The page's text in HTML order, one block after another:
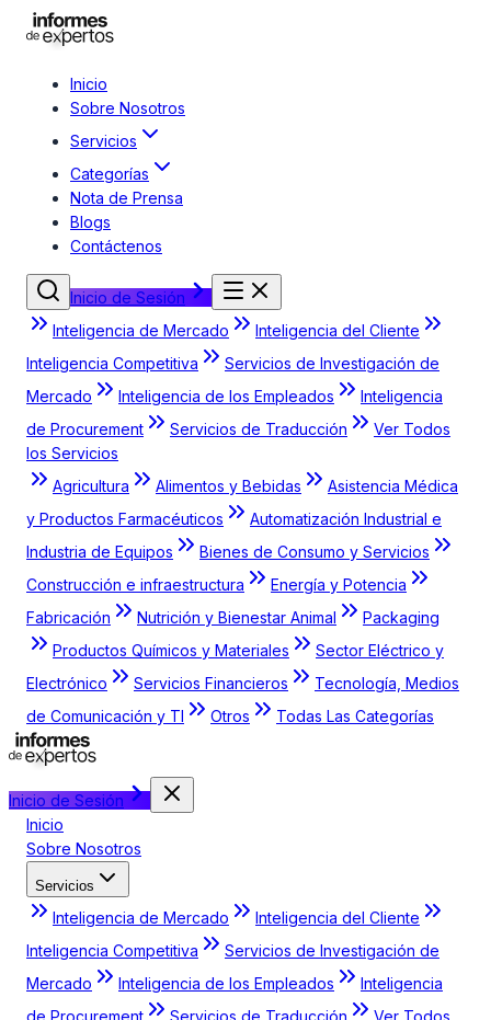
Inicio
Sobre Nosotros
Servicios
Categorías
Nota de Prensa
Blogs
Contáctenos
Inicio de Sesión
Inteligencia de Mercado
Inteligencia del Cliente
Inteligencia Competitiva
Servicios de Investigación de
Mercado
Inteligencia de los Empleados
Inteligencia
de Procurement
Servicios de Traducción
Ver Todos
los Servicios
Agricultura
Alimentos y Bebidas
Asistencia Médica
y Productos Farmacéuticos
Automatización Industrial e
Industria de Equipos
Bienes de Consumo y Servicios
Construcción e infraestructura
Energía y Potencia
Fabricación
Nutrición y Bienestar Animal
Packaging
Productos Químicos y Materiales
Sector Eléctrico y
Electrónico
Servicios Financieros
Tecnología, Medios
de Comunicación y TI
Otros Todas Las Categorías
Inicio de Sesión
Inicio
Sobre Nosotros
Servicios
Inteligencia de Mercado
Inteligencia del Cliente
Inteligencia Competitiva
Servicios de Investigación de
Mercado
Inteligencia de los Empleados
Inteligencia
de Procurement
Servicios de Traducción
Ver Todos